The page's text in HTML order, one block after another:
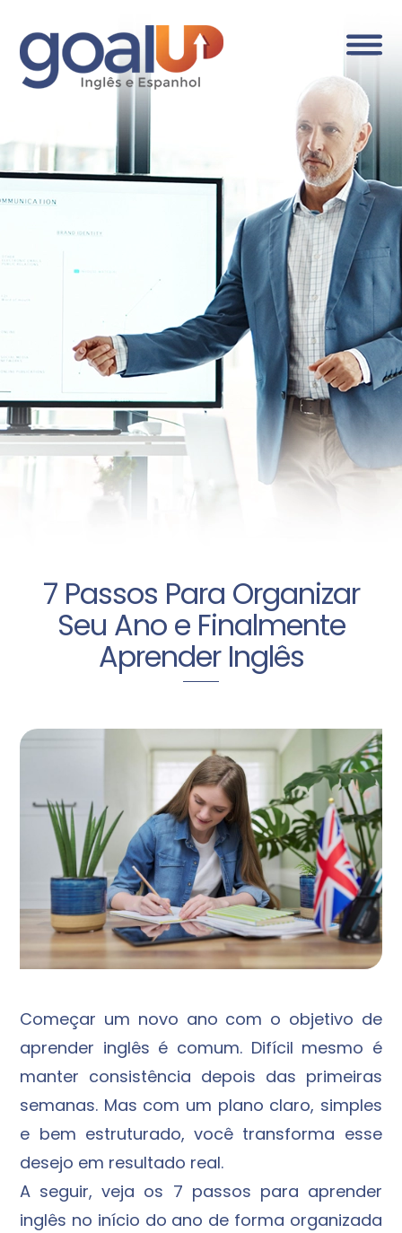
7 Passos Para Organizar
Seu Ano e Finalmente
Aprender Inglês
Começar um novo ano com o objetivo de
aprender inglês é comum. Difícil mesmo é
manter consistência depois das primeiras
semanas. Mas com um plano claro, simples
e bem estruturado, você transforma esse
desejo em resultado real.
A seguir, veja os 7 passos para aprender
inglês no início do ano de forma organizada